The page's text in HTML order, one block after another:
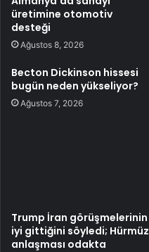
üretimine otomotiv
desteği
Ağustos 8, 2026
Becton Dickinson hissesi
bugün neden yükseliyor?
Ağustos 7, 2026
Trump İran görüşmelerinin
iyi gittiğini söyledi; Hürmüz
anlaşması odakta